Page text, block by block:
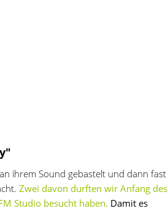
ihrem Sound gebastelt und dann fast
Zwei davon durften wir Anfang des
Studio besucht haben. Damit es